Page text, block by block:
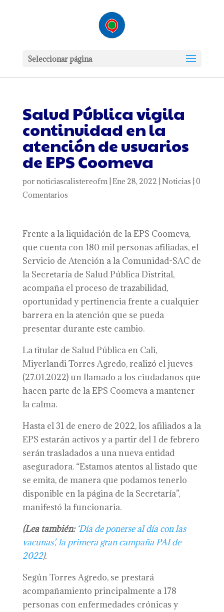
Seleccionar página
Salud Pública vigila
continuidad en la
atención de usuarios
de EPS Coomeva
por noticiascalistereofm| Ene 28, 2022 Noticias 0
Comentarios
Frente a la liquidación de la EPS Coomeva,
que cuenta con 180 mil personas afiliadas, el
Servicio de Atención a la Comunidad-SAC de
la Secretaría de Salud Pública Distrital,
acompaña el proceso de trazabilidad,
oportunidad y pertinencia frente a cualquier
barrera en la atención que se pueda
presentar durante este cambio.
La titular de Salud Pública en Cali,
Miyerlandi Torres Agredo, realizó el jueves
(27.01.2022) un llamado a los ciudadanos que
hacen parte de la EPS Coomeva a mantener
la calma.
Hasta el 31 de enero de 2022, los afiliados a la
EPS estarán activos y a partir del 1 de febrero
serán trasladados a una nueva entidad
aseguradora. “Estamos atentos al listado que
se emita, de manera que podamos tenerlo
disponible en la página de la Secretaría”,
manifestó la funcionaria.
(Lea también: ‘Día de ponerse al día con las
vacunas’, la primera gran campaña PAI de
2022).
Según Torres Agredo, se prestará
acompañamiento principalmente a 178
personas con enfermedades crónicas y